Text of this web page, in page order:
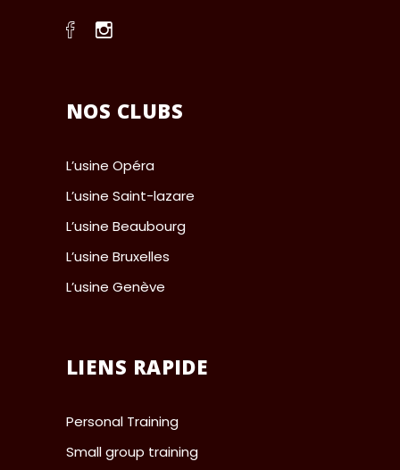
NOS CLUBS
L’usine Opéra
L’usine Saint-lazare
L’usine Beaubourg
L’usine Bruxelles
L’usine Genève
LIENS RAPIDE
Personal Training
Small group training